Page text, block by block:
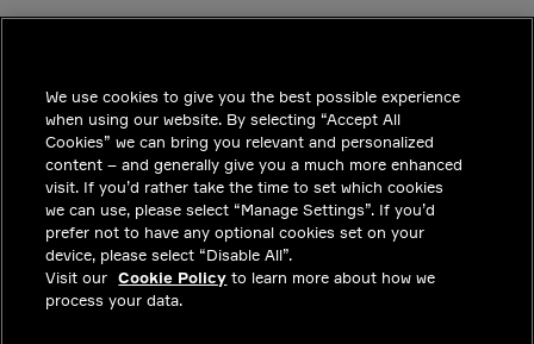
INDUSTRIES
INSIGHTS
MEGOLDÁSOK
KARRIER
BEFEKTETŐK
We use cookies to give you the best possible experience
when using our website. By selecting “Accept All
Cookies” we can bring you relevant and personalized
content – and generally give you a much more enhanced
visit. If you’d rather take the time to set which cookies
we can use, please select “Manage Settings”. If you’d
prefer not to have any optional cookies set on your
device, please select “Disable All”.
Visit our Cookie Policy to learn more about how we
process your data.